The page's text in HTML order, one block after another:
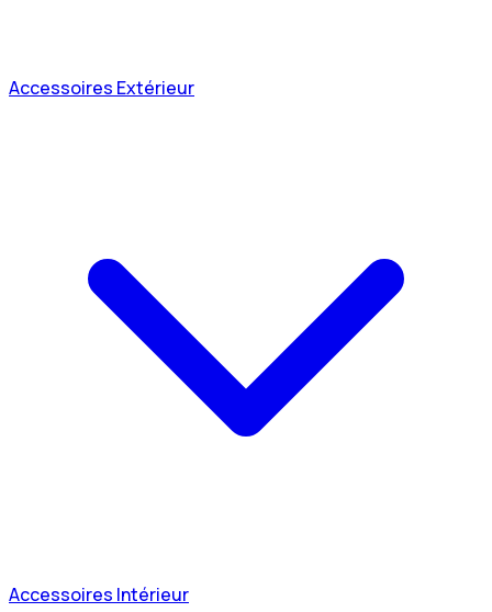
Accessoires Extérieur
Accessoires Intérieur